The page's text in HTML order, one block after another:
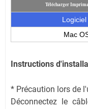
Télécharger
Mac
Instructions
* Précaution lors de
Déconnectez le